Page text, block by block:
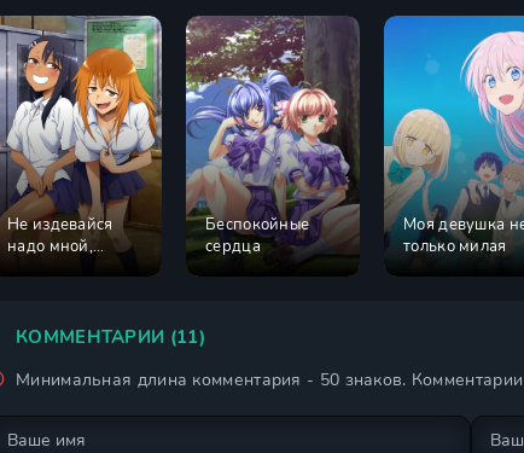
Не издевайся
надо мной,
Беспокойные
сердца
Моя девушка
только милая
КОММЕНТАРИИ (11)
Минимальная длина комментария - 50 знаков.